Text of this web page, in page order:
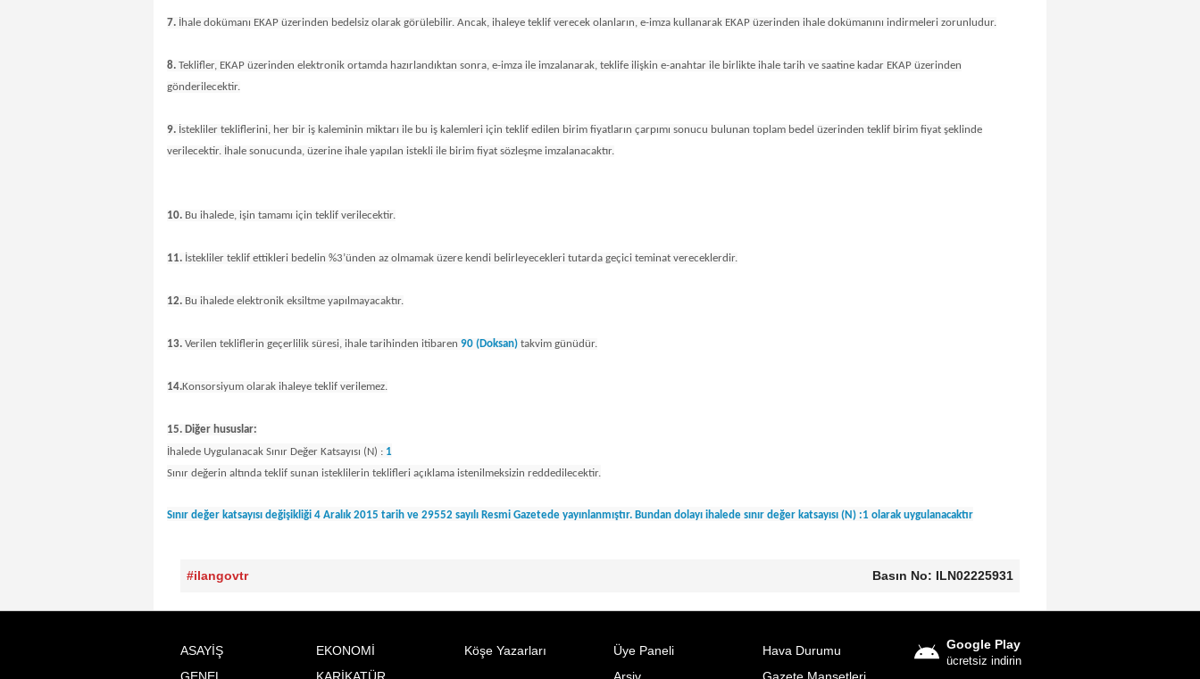
7. İhale dokümanı EKAP üzerinden bedelsiz olarak görülebilir. Ancak, ihaleye teklif verecek olanların, e-imza kullanarak EKAP üzerinden ihale dokümanını indirmeleri zorunludur.
8. Teklifler, EKAP üzerinden elektronik ortamda hazırlandıktan sonra, e-imza ile imzalanarak, teklife ilişkin e-anahtar ile birlikte ihale tarih ve saatine kadar EKAP üzerinden
gönderilecektir.
9. İstekliler tekliflerini, her bir iş kaleminin miktarı ile bu iş kalemleri için teklif edilen birim fiyatların çarpımı sonucu bulunan toplam bedel üzerinden teklif birim fiyat şeklinde
verilecektir. İhale sonucunda, üzerine ihale yapılan istekli ile birim fiyat sözleşme imzalanacaktır.
10. Bu ihalede, işin tamamı için teklif verilecektir.
11. İstekliler teklif ettikleri bedelin %3’ünden az olmamak üzere kendi belirleyecekleri tutarda geçici teminat vereceklerdir.
12. Bu ihalede elektronik eksiltme yapılmayacaktır.
13. Verilen tekliflerin geçerlilik süresi, ihale tarihinden itibaren 90 (Doksan) takvim günüdür.
14.Konsorsiyum olarak ihaleye teklif verilemez.
15. Diğer hususlar:
İhalede Uygulanacak Sınır Değer Katsayısı (N) : 1
Sınır değerin altında teklif sunan isteklilerin teklifleri açıklama istenilmeksizin reddedilecektir.
Sınır değer katsayısı değişikliği 4 Aralık 2015 tarih ve 29552 sayılı Resmi Gazetede yayınlanmıştır. Bundan dolayı ihalede sınır değer katsayısı (N) :1 olarak uygulanacaktır
#ilangovtr Basın No: ILN02225931
ASAYİŞ
EKONOMİ
Köşe Yazarları
Üye Paneli
Hava Durumu
Google Play
ücretsiz indirin